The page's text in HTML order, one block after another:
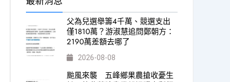
父為兒選舉籌4千萬、競選支出
僅1810萬？游淑慧追問鄭朝方：
2190萬差額去哪了
2026-08-08
颱風來襲 五峰鄉果農搶收憂生